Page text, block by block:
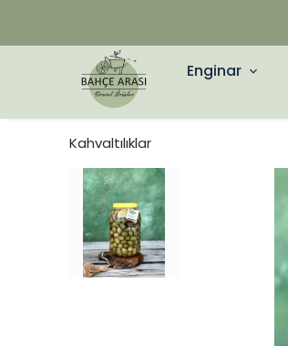
Enginar
Kahvaltılıklar